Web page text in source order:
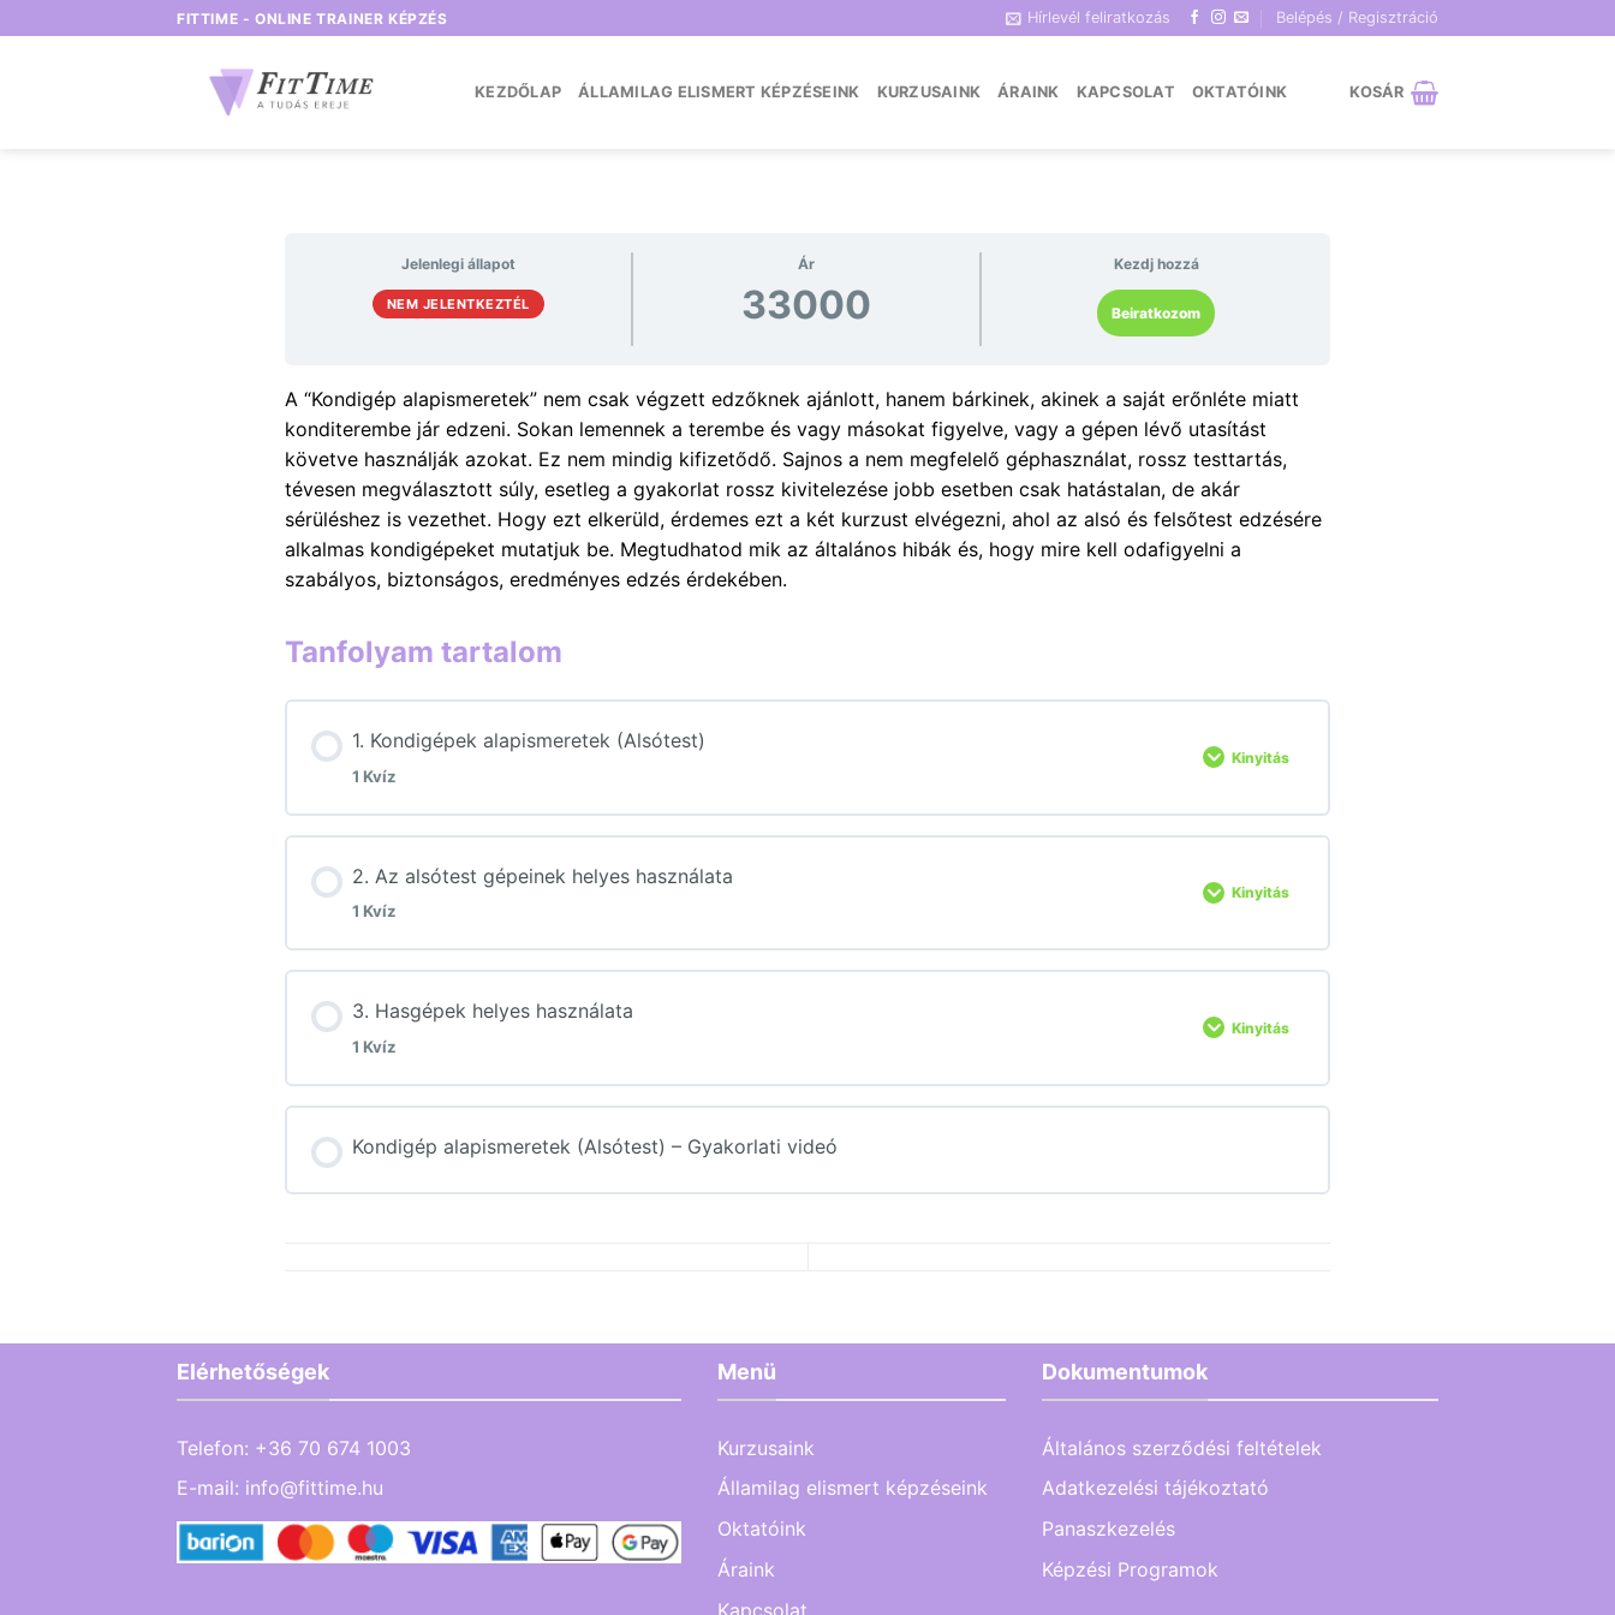
to
FITTIME - ONLINE TRAINER KÉPZÉS Hírlevél feliratkozás Belépés / Regisztráció
KEZDŐLAP ÁLLAMILAG ELISMERT KÉPZÉSEINK KURZUSAINK ÁRAINK KAPCSOLAT OKTATÓINK KOSÁR
Jelenlegi állapot
NEM JELENTKEZTÉL
Ár
33000
Kezdj hozzá
Beiratkozom
A “Kondigép alapismeretek” nem csak végzett edzőknek ajánlott, hanem bárkinek, akinek a saját erőnléte miatt
konditerembe jár edzeni. Sokan lemennek a terembe és vagy másokat figyelve, vagy a gépen lévő utasítást
követve használják azokat. Ez nem mindig kifizetődő. Sajnos a nem megfelelő géphasználat, rossz testtartás,
tévesen megválasztott súly, esetleg a gyakorlat rossz kivitelezése jobb esetben csak hatástalan, de akár
sérüléshez is vezethet. Hogy ezt elkerüld, érdemes ezt a két kurzust elvégezni, ahol az alsó és felsőtest edzésére
alkalmas kondigépeket mutatjuk be. Megtudhatod mik az általános hibák és, hogy mire kell odafigyelni a
szabályos, biztonságos, eredményes edzés érdekében.
Tanfolyam tartalom
1. Kondigépek alapismeretek (Alsótest)
1 Kvíz
Kinyitás
2. Az alsótest gépeinek helyes használata
1 Kvíz
Kinyitás
3. Hasgépek helyes használata
1 Kvíz
Kinyitás
Kondigép alapismeretek (Alsótest) – Gyakorlati videó
Elérhetőségek
Telefon: +36 70 674 1003
E-mail: info@fittime.hu
Menü
Kurzusaink
Államilag elismert képzéseink
Oktatóink
Áraink
Kapcsolat
Dokumentumok
Általános szerződési feltételek
Adatkezelési tájékoztató
Panaszkezelés
Képzési Programok